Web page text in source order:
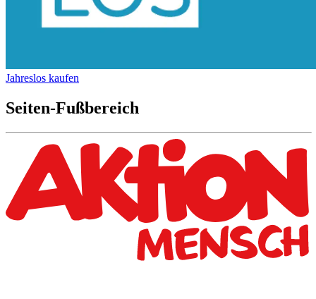
Jahreslos kaufen
Seiten-Fußbereich